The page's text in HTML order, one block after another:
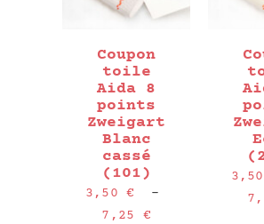
VARIATIONS.
OPTIONS
PEUVENT
SUR
PAGE
DU
PRODUIT
Coupon
toile
Aida 8
points
Zweigart
Blanc
cassé
(101)
3,50€
–
7,25 €Plage
3,50